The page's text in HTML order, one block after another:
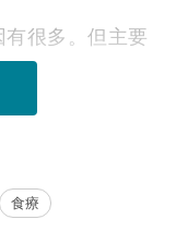
很多。但主要
食療